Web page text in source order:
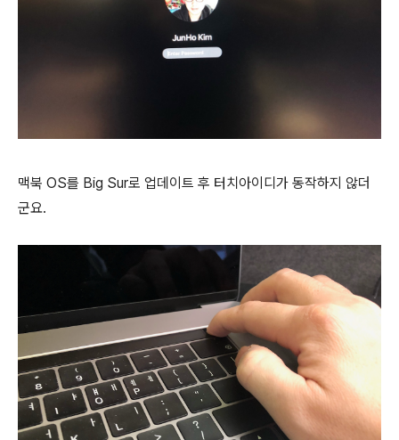
맥북 OS를 Big Sur로 업데이트 후 터치아이디가 동작하지 않더
군요.